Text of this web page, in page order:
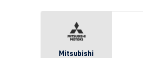
Mitsubishi